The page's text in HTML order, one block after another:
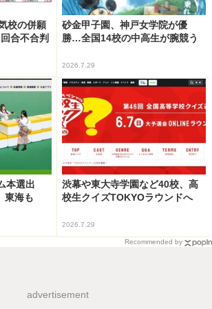
校の併願
合不合判
砂金甲子園、神戸女学院が優
勝…全国14校の中高生が腕競う
2026.7.29
本選出
東海も
渋幕や東大寺学園など40校、高
校生クイズTOKYOラウンドへ
2026.7.29
Recommended by
advertisement